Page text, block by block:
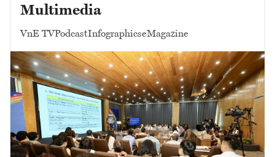
Multimedia
VnE TVPodcastInfographicseMagazine